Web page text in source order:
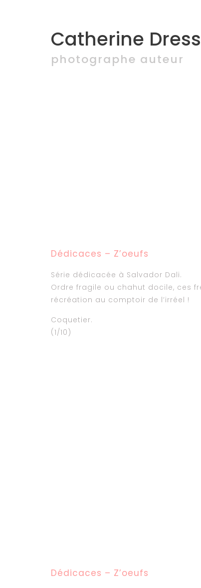
Catherine
photographe auteur
Dédicaces – Z’oeufs
Série dédicacée à Salvador Dali.
Ordre fragile ou chahut docile, ces
récréation au comptoir de l’irréel !
Coquetier.
(1/10)
Dédicaces – Z’oeufs